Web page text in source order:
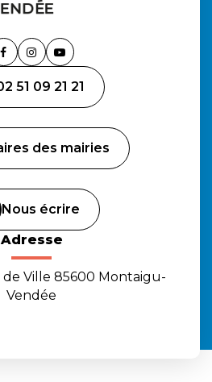
Lien
le
compte
Lien
le
compte
Lien
la
chaîne
51 09 21 21
des mairies
Nous écrire
Adresse
Ville 85600 Montaigu-
Vendée